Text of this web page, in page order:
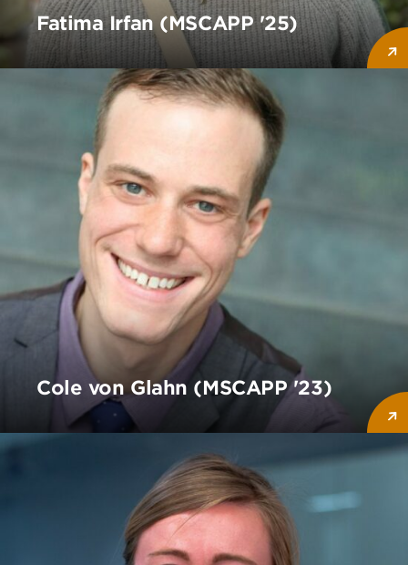
Fatima Irfan (MSCAPP '25)
Cole von Glahn (MSCAPP '23)